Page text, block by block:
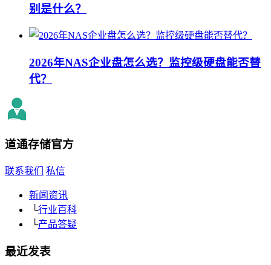
别是什么？
2026年NAS企业盘怎么选？监控级硬盘能否替
代？
道通存储官方
联系我们 私信
新闻资讯
└行业百科
└产品答疑
最近发表